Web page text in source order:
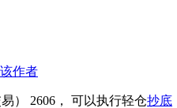
作者
） 2606， 可以执行轻仓抄底